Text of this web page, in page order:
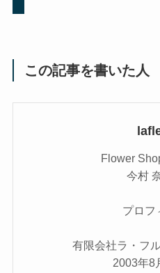
この記事を書いた人
Flower
今村
プロフ
有限会社ラ・フ
2003年8